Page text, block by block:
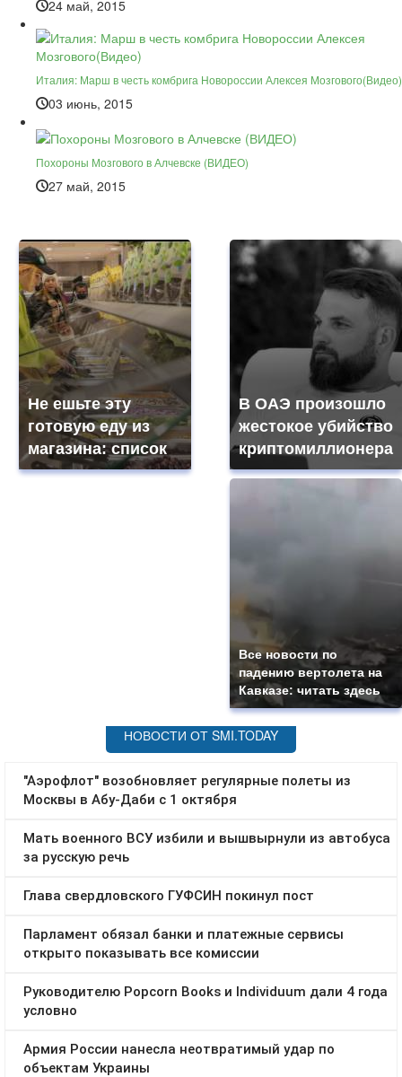
24 май, 2015
Италия: Марш в честь комбрига Новороссии Алексея Мозгового(Видео)
03 июнь, 2015
Похороны Мозгового в Алчевске (ВИДЕО)
27 май, 2015
Не ешьте эту
готовую еду из
магазина: список
В ОАЭ произошло
жестокое убийство
криптомиллионера
Все новости по
падению вертолета на
Кавказе: читать здесь